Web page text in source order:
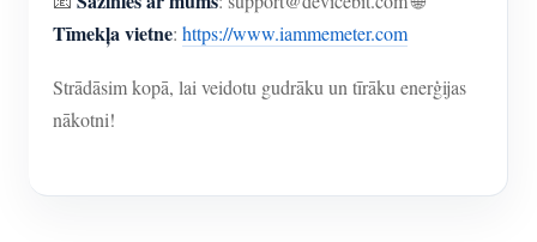
Tīmekļa vietne: https://www.iammemeter.com
Strādāsim kopā, lai veidotu gudrāku un tīrāku enerģijas
nākotni!